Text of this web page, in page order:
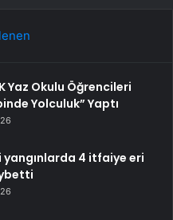
Yaz Okulu Öğrencileri
Yolculuk” Yaptı
yangınlarda 4 itfaiye eri